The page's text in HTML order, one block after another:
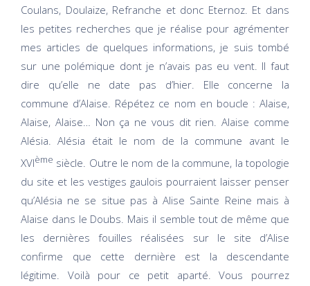
Coulans, Doulaize, Refranche et donc Eternoz. Et dans
les petites recherches que je réalise pour agrémenter
mes articles de quelques informations, je suis tombé
sur une polémique dont je n’avais pas eu vent. Il faut
dire qu’elle ne date pas d’hier. Elle concerne la
commune d’Alaise. Répétez ce nom en boucle : Alaise,
Alaise, Alaise… Non ça ne vous dit rien. Alaise comme
Alésia. Alésia était le nom de la commune avant le
XVIème siècle. Outre le nom de la commune, la topologie
du site et les vestiges gaulois pourraient laisser penser
qu’Alésia ne se situe pas à Alise Sainte Reine mais à
Alaise dans le Doubs. Mais il semble tout de même que
les dernières fouilles réalisées sur le site d’Alise
confirme que cette dernière est la descendante
légitime. Voilà pour ce petit aparté. Vous pourrez